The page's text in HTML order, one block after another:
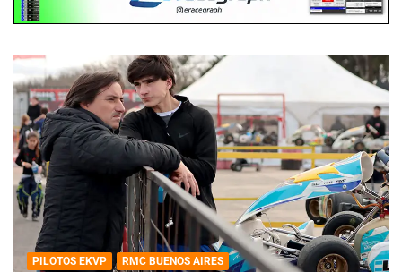
PILOTOS EKVP RMC BUENOS AIRES